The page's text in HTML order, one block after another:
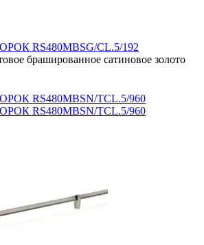
RS480MBSG/CL.5/192
брашированное сатиновое золото
RS480MBSN/TCL.5/960
RS480MBSN/TCL.5/960